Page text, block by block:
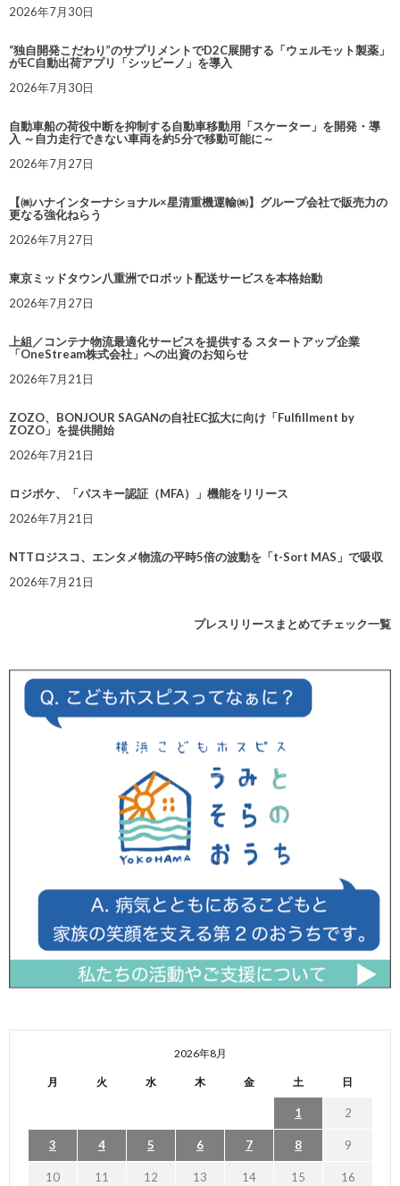
2026年7月30日
“独自開発こだわり”のサプリメントでD2C展開する「ウェルモット製薬」
がEC自動出荷アプリ「シッピーノ」を導入
2026年7月30日
自動車船の荷役中断を抑制する自動車移動用「スケーター」を開発・導
入 ～自力走行できない車両を約5分で移動可能に～
2026年7月27日
【㈱ハナインターナショナル×星清重機運輸㈱】グループ会社で販売力の
更なる強化ねらう
2026年7月27日
東京ミッドタウン八重洲でロボット配送サービスを本格始動
2026年7月27日
上組／コンテナ物流最適化サービスを提供する スタートアップ企業
「OneStream株式会社」への出資のお知らせ
2026年7月21日
ZOZO、BONJOUR SAGANの自社EC拡大に向け「Fulfillment by
ZOZO」を提供開始
2026年7月21日
ロジポケ、「パスキー認証（MFA）」機能をリリース
2026年7月21日
NTTロジスコ、エンタメ物流の平時5倍の波動を「t-Sort MAS」で吸収
2026年7月21日
プレスリリースまとめてチェック一覧
2026年8月
月 火 水 木 金 土 日
1 2
3 4 5 6 7 8 9
10 11 12 13 14 15 16